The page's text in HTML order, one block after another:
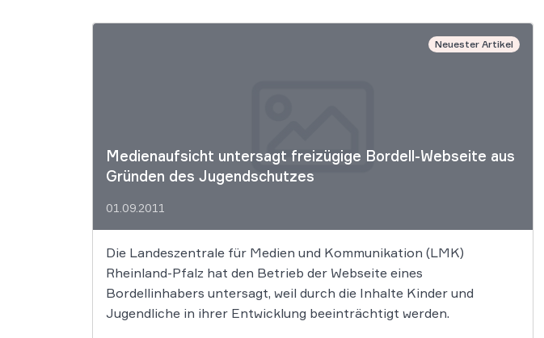
Neuester Artikel
Medienaufsicht untersagt freizügige Bordell-Webseite aus
Gründen des Jugendschutzes
01.09.2011
Die Landeszentrale für Medien und Kommunikation (LMK)
Rheinland-Pfalz hat den Betrieb der Webseite eines
Bordellinhabers untersagt, weil durch die Inhalte Kinder und
Jugendliche in ihrer Entwicklung beeinträchtigt werden.